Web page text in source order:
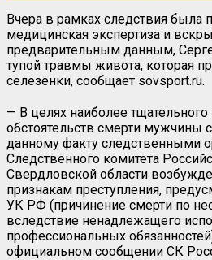
Вчера в рамках следствия была
медицинская экспертиза и
предварительным данным,
тупой травмы живота, которая
селезёнки, сообщает sovsport.ru.
— В целях наиболее
обстоятельств смерти мужчины
данному факту следственными
Следственного комитета
Свердловской области
признакам преступления,
УК РФ (причинение смерти по
вследствие ненадлежащего
профессиональных
официальном сообщении СК